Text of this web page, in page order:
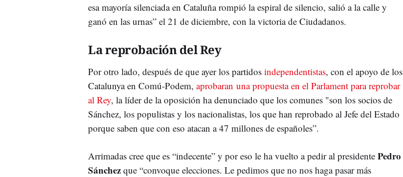
esa mayoría silenciada en Cataluña rompió la espiral de silencio, salió a la calle y
ganó en las urnas” el 21 de diciembre, con la victoria de Ciudadanos.
La reprobación del Rey
Por otro lado, después de que ayer los partidos independentistas, con el apoyo de los
Catalunya en Comú-Podem, aprobaran una propuesta en el Parlament para reprobar
al Rey, la líder de la oposición ha denunciado que los comunes "son los socios de
Sánchez, los populistas y los nacionalistas, los que han reprobado al Jefe del Estado
porque saben que con eso atacan a 47 millones de españoles”.
Arrimadas cree que es “indecente” y por eso le ha vuelto a pedir al presidente Pedro
Sánchez que “convoque elecciones. Le pedimos que no nos haga pasar más